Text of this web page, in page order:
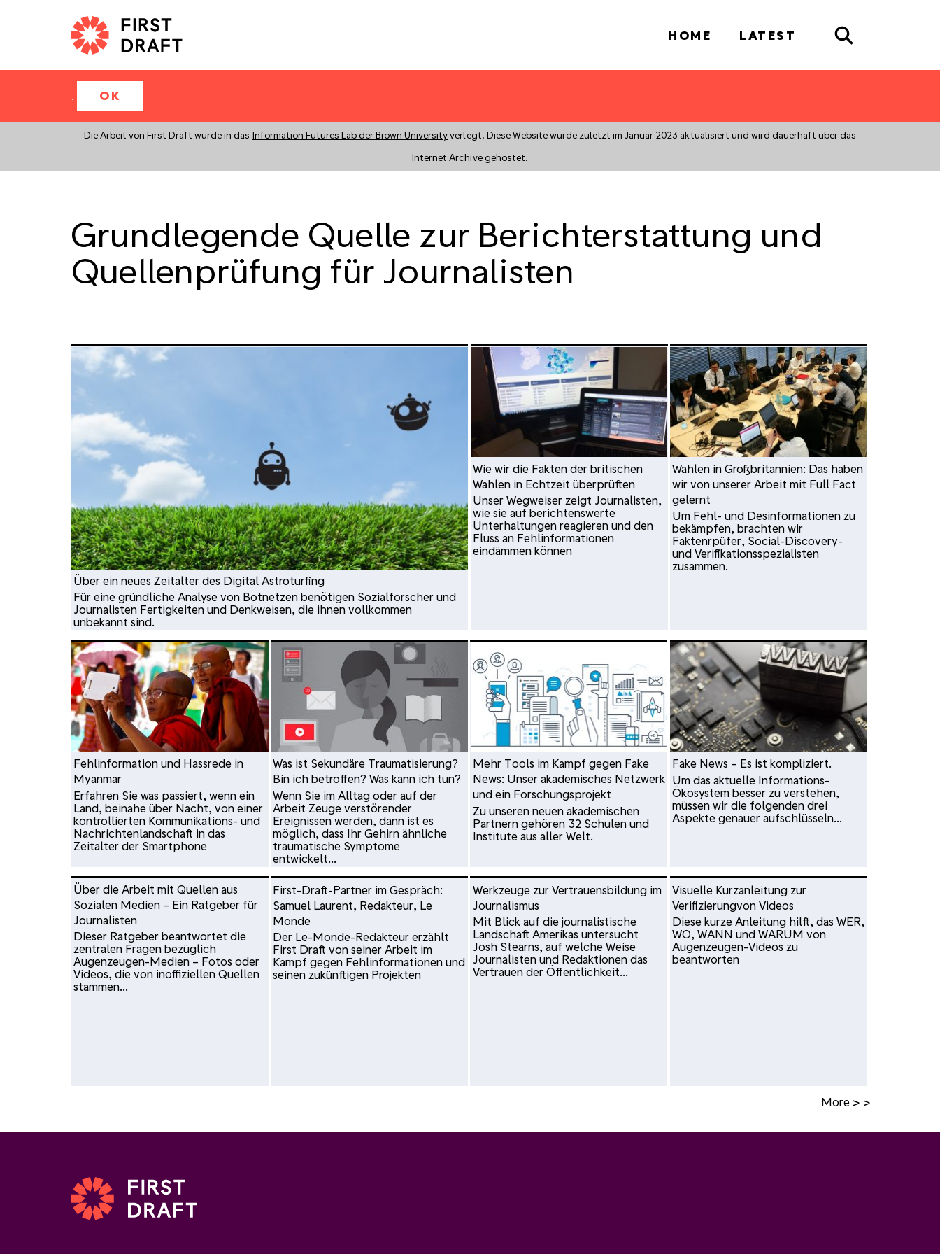
. OK
Die Arbeit von First Draft wurde in das Information Futures Lab der Brown University verlegt. Diese Website wurde zuletzt im Januar 2023 aktualisiert und wird dauerhaft über das
Internet Archive gehostet.
HOME LATEST Search
Grundlegende Quelle zur Berichterstattung und
Quellenprüfung für Journalisten
Über ein neues Zeitalter des Digital Astroturfing
Für eine gründliche Analyse von Botnetzen benötigen Sozialforscher und
Journalisten Fertigkeiten und Denkweisen, die ihnen vollkommen
unbekannt sind.
Wie wir die Fakten der britischen
Wahlen in Echtzeit überprüften
Unser Wegweiser zeigt Journalisten,
wie sie auf berichtenswerte
Unterhaltungen reagieren und den
Fluss an Fehlinformationen
eindämmen können
Wahlen in Großbritannien: Das haben
wir von unserer Arbeit mit Full Fact
gelernt
Um Fehl- und Desinformationen zu
bekämpfen, brachten wir
Faktenrpüfer, Social-Discovery-
und Verifikationsspezialisten
zusammen.
Fehlinformation und Hassrede in
Myanmar
Erfahren Sie was passiert, wenn ein
Land, beinahe über Nacht, von einer
kontrollierten Kommunikations- und
Nachrichtenlandschaft in das
Zeitalter der Smartphone
Was ist Sekundäre Traumatisierung?
Bin ich betroffen? Was kann ich tun?
Wenn Sie im Alltag oder auf der
Arbeit Zeuge verstörender
Ereignissen werden, dann ist es
möglich, dass Ihr Gehirn ähnliche
traumatische Symptome
entwickelt...
Mehr Tools im Kampf gegen Fake
News: Unser akademisches Netzwerk
und ein Forschungsprojekt
Zu unseren neuen akademischen
Partnern gehören 32 Schulen und
Institute aus aller Welt.
Fake News – Es ist kompliziert.
Um das aktuelle Informations-
Ökosystem besser zu verstehen,
müssen wir die folgenden drei
Aspekte genauer aufschlüsseln...
Über die Arbeit mit Quellen aus
Sozialen Medien – Ein Ratgeber für
Journalisten
Dieser Ratgeber beantwortet die
zentralen Fragen bezüglich
Augenzeugen-Medien – Fotos oder
Videos, die von inoffiziellen Quellen
stammen...
First-Draft-Partner im Gespräch:
Samuel Laurent, Redakteur, Le
Monde
Der Le-Monde-Redakteur erzählt
First Draft von seiner Arbeit im
Kampf gegen Fehlinformationen und
seinen zukünftigen Projekten
Werkzeuge zur Vertrauensbildung im
Journalismus
Mit Blick auf die journalistische
Landschaft Amerikas untersucht
Josh Stearns, auf welche Weise
Journalisten und Redaktionen das
Vertrauen der Öffentlichkeit...
Visuelle Kurzanleitung zur
Verifizierungvon Videos
Diese kurze Anleitung hilft, das WER,
WO, WANN und WARUM von
Augenzeugen-Videos zu
beantworten
More > >